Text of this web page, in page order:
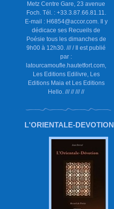
Metz Centre Gare, 23 avenue
Foch. Tél. : +33.3.87.66.81.11.
E-mail : H6854@accor.com. Il y
dédicace ses Recueils de
Poésie tous les dimanches de
9h00 à 12h30. /// / Il est publié
par :
latourcamoufle.hautetfort.com,
Les Editions Edilivre, Les
Editions Maia et Les Editions
Hello. /// // /// //
L'ORIENTALE-DEVOTION